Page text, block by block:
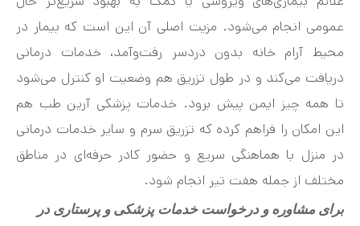
عمومی انجام می‌شود. مزیت اصلی آن این است که بیمار در
محیط آرام خانه بدون دردسر رفت‌وآمد، خدمات درمانی
دریافت می‌کند و در طول تزریق هم وضعیت او کنترل می‌شود
تا همه چیز ایمن پیش برود. خدمات پزشکی آرین طب هم
این امکان را فراهم کرده که تزریق سرم و سایر خدمات درمانی
در منزل با هماهنگی سریع و حضور کادر حرفه‌ای در مناطق
مختلف از جمله هفت‌ تیر انجام شود.
برای مشاوره و درخواست خدمات پزشکی و پرستاری در